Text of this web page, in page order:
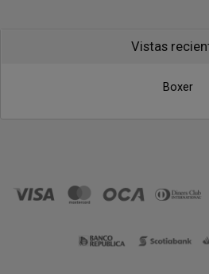
Vistas
Boxer